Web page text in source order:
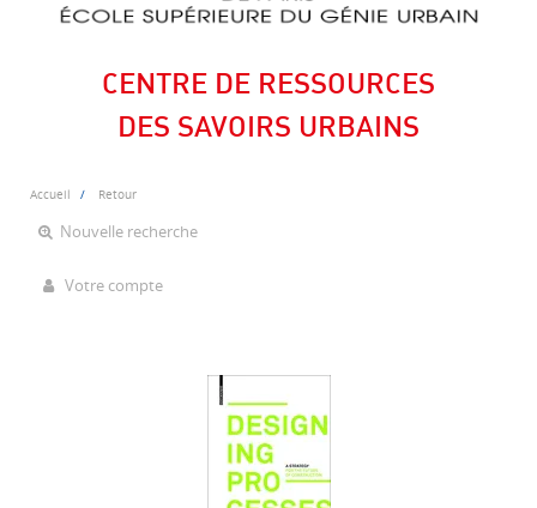
CENTRE DE RESSOURCES
DES SAVOIRS URBAINS
Accueil Retour
Nouvelle recherche
Votre compte